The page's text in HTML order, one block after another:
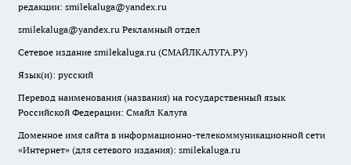
редакции: smilekaluga@yandex.ru
smilekaluga@yandex.ru Рекламный отдел
Сетевое издание smilekaluga.ru (СМАЙЛКАЛУГА.РУ)
Язык(и): русский
Перевод наименования (названия) на государственный язык
Российской Федерации: Смайл Калуга
Доменное имя сайта в информационно-телекоммуникационной сети
«Интернет» (для сетевого издания): smilekaluga.ru